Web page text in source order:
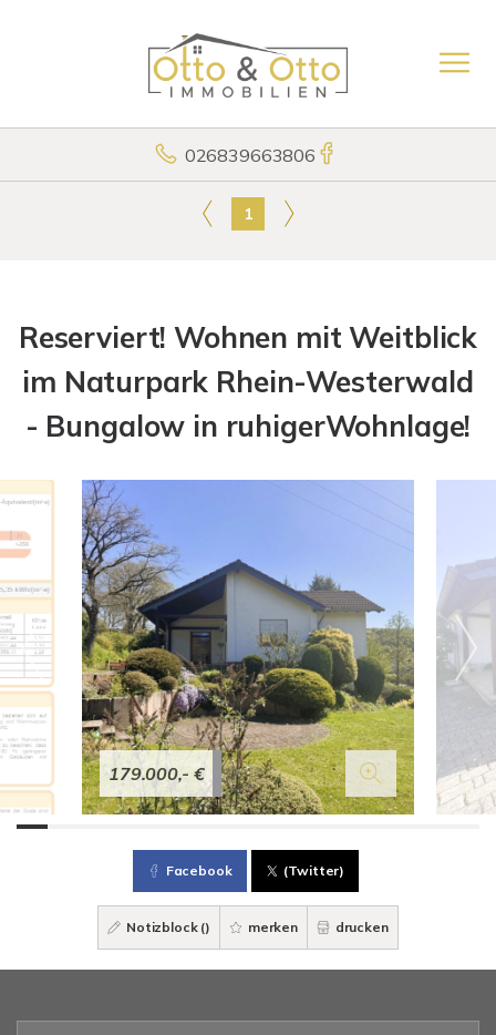
026839663806
1
Reserviert! Wohnen mit Weitblick
im Naturpark Rhein-Westerwald
- Bungalow in ruhigerWohnlage!
179.000,- €
Facebook (Twitter)
Notizblock () merken drucken